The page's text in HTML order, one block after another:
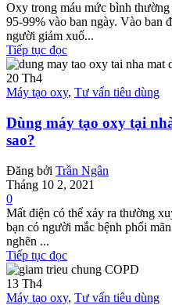
Oxy trong máu mức bình
95-99% vào ban ngày. Vào ban
người giảm xuố...
Tiếp tục đọc
20 Th4
Máy tạo oxy, Tư vấn tiêu dùng
Dùng máy tạo oxy tại
sao?
Đăng bởi Trần Ngân
Tháng 10 2, 2021
0
Mất điện có thể xảy ra thường
bạn có người mắc bệnh phổi
nghẽn ...
Tiếp tục đọc
13 Th4
Máy tạo oxy, Tư vấn tiêu dùng